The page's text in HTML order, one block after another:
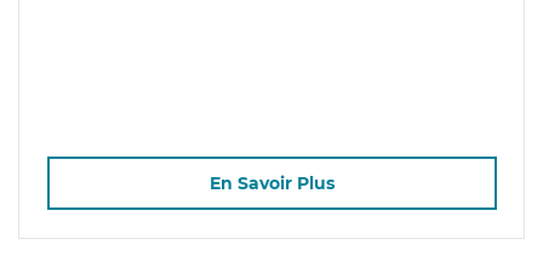
En Savoir Plus